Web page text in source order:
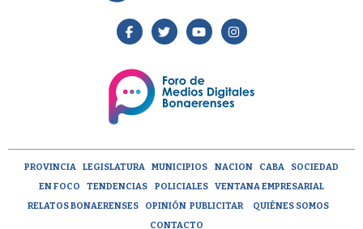
PROVINCIA LEGISLATURA MUNICIPIOS NACION CABA
SOCIEDAD
EN FOCO
TENDENCIAS POLICIALES
VENTANA EMPRESARIAL
RELATOS BONAERENSES
OPINIÓN PUBLICITAR
QUIÉNES SOMOS
CONTACTO